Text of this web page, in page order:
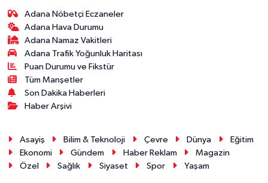
Adana Nöbetçi Eczaneler
Adana Hava Durumu
Adana Namaz Vakitleri
Adana Trafik Yoğunluk Haritası
Puan Durumu ve Fikstür
Tüm Manşetler
Son Dakika Haberleri
Haber Arşivi
Asayiş Bilim & Teknoloji Çevre Dünya
Eğitim
Ekonomi
Gündem Haber Reklam
Magazin
Özel
Sağlık Siyaset Spor Yaşam